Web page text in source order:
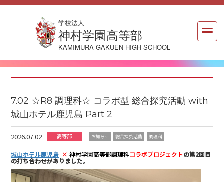
学校法人
神村学園高等部
KAMIMURA GAKUEN HIGH SCHOOL
7.02 ☆R8 調理科☆ コラボ型 総合探究活動 with
城山ホテル鹿児島 Part 2
2026.07.02 高等部 お知らせ 総合探究活動 調理科
城山ホテル鹿児島 ×神村学園高等部調理科コラボプロジェクトの第2回目
の打ち合わせがありました。